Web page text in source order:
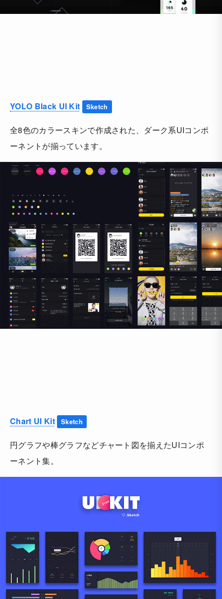
YOLO Black UI Kit Sketch
全8色のカラースキンで作成された、ダーク系UIコンポ
ーネントが揃っています。
Chart UI Kit Sketch
円グラフや棒グラフなどチャート図を揃えたUIコンポ
ーネント集。